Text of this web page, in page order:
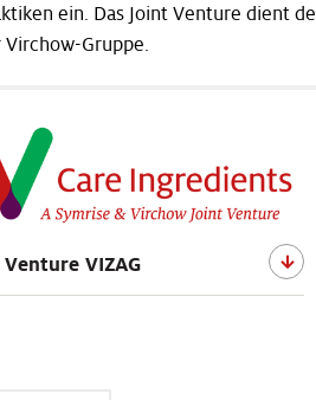
ein. Das Joint Venture dient
Gruppe.
VIZAG